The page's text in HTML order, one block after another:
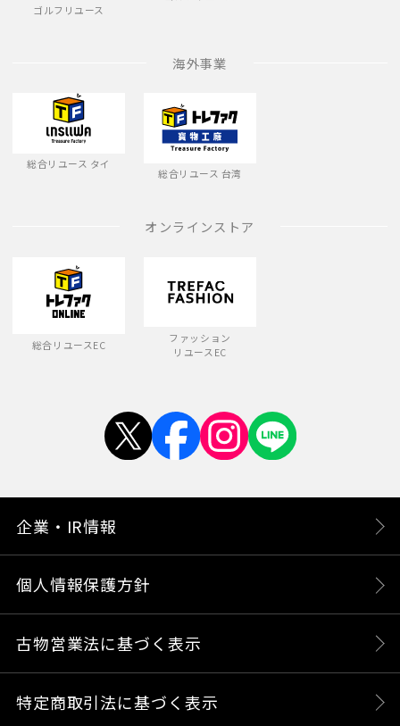
ゴルフリユース
海外事業
総合リユース タイ
総合リユース 台湾
オンラインストア
総合リユースEC
ファッション
リユースEC
企業・IR情報
個人情報保護方針
古物営業法に基づく表示
特定商取引法に基づく表示